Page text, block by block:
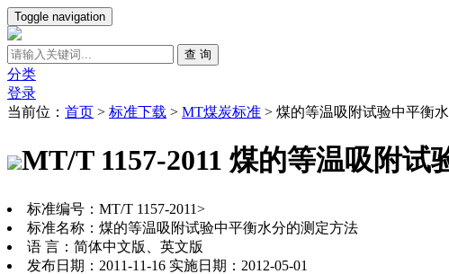
Toggle navigation
查 询
分类
登录
当前位： 首页 > 标准下载 > MT煤炭标准 > 煤的等温吸附试验中平衡
MT/T 1157-2011 煤的等温吸附
标准编号：MT/T 1157-2011>
标准名称：煤的等温吸附试验中平衡水分的测定方法
语 言：简体中文版、英文版
发布日期：2011-11-16 实施日期：2012-05-01